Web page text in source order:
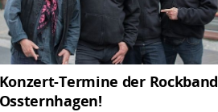
Konzert-Termine der Rockband
Ossternhagen!